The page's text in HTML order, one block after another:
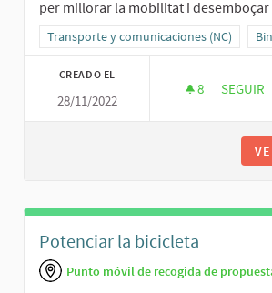
per millorar la mobilitat i desemboçar
Resultados al filtrar por la categoría:
Transporte y comunicaciones (NC)
CREADO EL
28/11/2022
8 8
SEGUIR
Potenciar la bicicleta
Punto móvil de recogida de